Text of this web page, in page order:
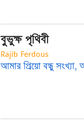
বুভুক্ষ পৃথিবী
Rajib Ferdous
আমার প্রিয়ো বন্ধু